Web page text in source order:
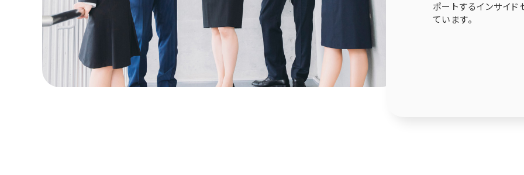
2024.12.17 赤穂市版「わたしの終活覚書」が神戸新聞に掲載されま
2024.11.14 エンディングノート「わたしの終活覚書」書き方講座開催
2024.10.25 赤穂市エンディングノート「わたしの終活覚書」発刊式に
ポートするインサイ
ています。